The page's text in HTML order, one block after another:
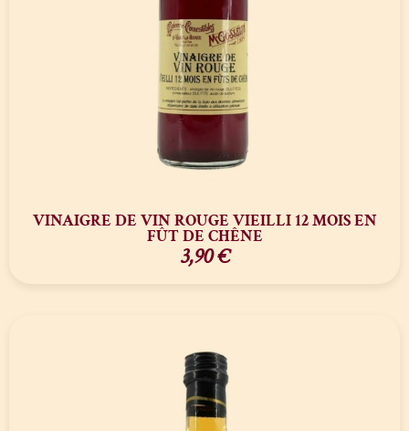
VINAIGRE DE VIN ROUGE VIEILLI 12 MOIS EN
FÛT DE CHÊNE
3,90€